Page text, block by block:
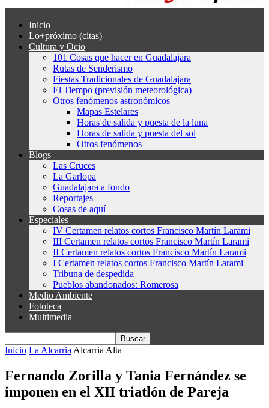
Inicio
Lo+próximo (citas)
Cultura y Ocio
101 Cosas que hacer en Guadalajara
Rutas de Senderismo
Fiestas Tradicionales de Guadalajara
El Tiempo (previsión meteorológica)
Otros fenómenos astronómicos
Mapas Estelares
Horas de salida y puesta de la luna
Horas de salida y puesta del sol
Otros fenómenos
Blogs
Las Cruces
La Garlopa
Guadalajara a fondo
Reportajes
Cosas de aquí
Especiales
IV Certamen relatos cortos Francisco Martín Larami
III Certamen relatos cortos Francisco Martín Larami
II Certamen relatos cortos Francisco Martín Larami
I Certamen relatos cortos Francisco Martín Larami
Tribuna de despedida
Pueblos abandonados: Romerosa
Medio Ambiente
Fototeca
Multimedia
Inicio La Alcarria Alcarria Alta
Fernando Zorilla y Tania Fernández se
imponen en el XII triatlón de Pareja